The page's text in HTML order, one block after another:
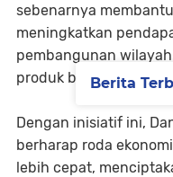
sebenarnya
meningkatkan
pembangunan
produk buatan
Dengan inisiatif ini,
berharap roda
lebih cepat,
Berita